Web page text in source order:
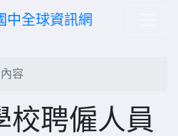
中全球資訊網
容
校聘僱人員